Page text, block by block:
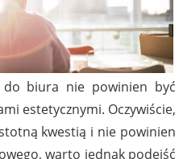
do biura nie powinien być
estetycznymi. Oczywiście,
kwestią i nie powinien
warto jednak podejść